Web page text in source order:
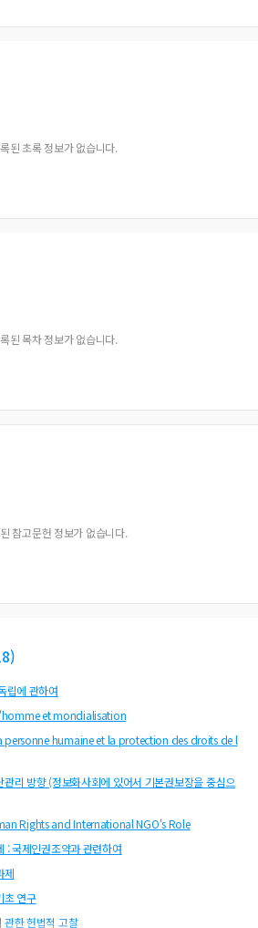
된 초록 정보가 없습니다.
된 목차 정보가 없습니다.
참고문헌 정보가 없습니다.
)
립에 관하여
et mondialisation
personne humaine et la protection des droits de l
리 방향 (정보화사회에 있어서 기본권보장을 중심으
Rights and International NGO's Role
: 국제인권조약과 관련하여
제
초 연구
관한 헌법적 고찰